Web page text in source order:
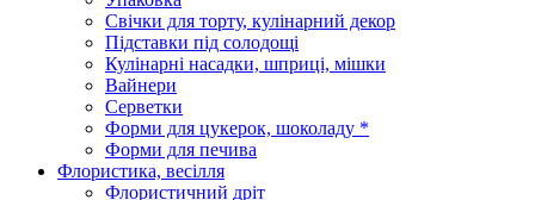
Свічки для торту, кулінарний декор
Підставки під солодощі
Кулінарні насадки, шприці, мішки
Вайнери
Серветки
Форми для цукерок, шоколаду *
Форми для печива
Флористика, весілля
Флористичний дріт